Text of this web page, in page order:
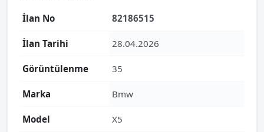
İlan No 82186515
İlan Tarihi 28.04.2026
Görüntülenme 35
Marka Bmw
Model X5